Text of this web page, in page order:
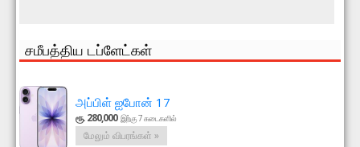
சமீபத்திய டப்ளேட்கள்
அப்பிள் ஐபோன் 17
ரூ. 280,000 இற்கு 7 கடைகளில்
மேலும் விபரங்கள் »